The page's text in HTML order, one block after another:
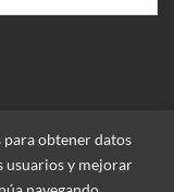
obtener datos
usuarios y mejorar